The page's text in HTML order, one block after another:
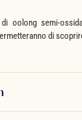
oolong semi-
di